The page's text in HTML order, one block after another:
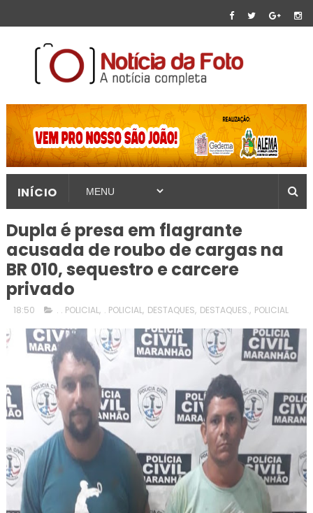
INÍCIO
Dupla é presa em flagrante
acusada de roubo de cargas na
BR 010, sequestro e carcere
privado
18:50 . . POLICIAL, . POLICIAL, DESTAQUES, DESTAQUES., POLICIAL